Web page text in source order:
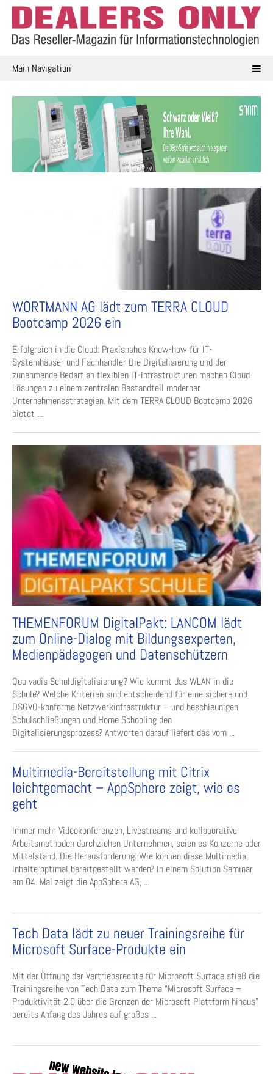
Skip
content
Main Navigation
WORTMANN AG lädt zum TERRA CLOUD
Bootcamp 2026 ein
Erfolgreich in die Cloud: Praxisnahes Know-how für IT-
Systemhäuser und Fachhändler Die Digitalisierung und der
zunehmende Bedarf an flexiblen IT-Infrastrukturen machen Cloud-
Lösungen zu einem zentralen Bestandteil moderner
Unternehmensstrategien. Mit dem TERRA CLOUD Bootcamp 2026
bietet ...
THEMENFORUM DigitalPakt: LANCOM lädt
zum Online-Dialog mit Bildungsexperten,
Medienpädagogen und Datenschützern
Quo vadis Schuldigitalisierung? Wie kommt das WLAN in die
Schule? Welche Kriterien sind entscheidend für eine sichere und
DSGVO-konforme Netzwerkinfrastruktur – und beschleunigen
Schulschließungen und Home Schooling den
Digitalisierungsprozess? Antworten darauf liefert das vom ...
Multimedia-Bereitstellung mit Citrix
leichtgemacht – AppSphere zeigt, wie es
geht
Immer mehr Videokonferenzen, Livestreams und kollaborative
Arbeitsmethoden durchziehen Unternehmen, seien es Konzerne oder
Mittelstand. Die Herausforderung: Wie können diese Multimedia-
Inhalte optimal bereitgestellt werden? In einem Solution Seminar
am 04. Mai zeigt die AppSphere AG, ...
Tech Data lädt zu neuer Trainingsreihe für
Microsoft Surface-Produkte ein
Mit der Öffnung der Vertriebsrechte für Microsoft Surface stieß die
Trainingsreihe von Tech Data zum Thema “Microsoft Surface –
Produktivität 2.0 über die Grenzen der Microsoft Plattform hinaus”
bereits Anfang des Jahres auf großes ...